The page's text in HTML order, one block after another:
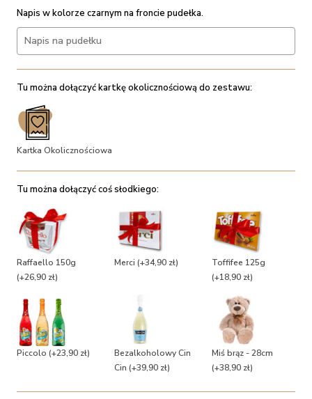
Napis w kolorze czarnym na froncie pudełka.
Tu można dołączyć kartkę okolicznościową do zestawu:
Kartka Okolicznościowa
Tu można dołączyć coś słodkiego:
Raffaello 150g
(+26,90 zł)
Merci (+34,90 zł)
Toffifee 125g
(+18,90 zł)
Piccolo (+23,90 zł)
Bezalkoholowy Cin
Cin (+39,90 zł)
Miś brąz - 28cm
(+38,90 zł)